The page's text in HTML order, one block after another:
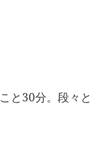
と30分。段々と